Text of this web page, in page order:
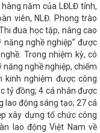
Việt Nam 20/10
Việt Nam
Hội
động Tháng
PHẨM HÀ TĨNH
năm 2026
5/1951 –
tiền lương từ 1/7
Hội nghị
chuyển đổi số
hỗ trợ Hà Tĩnh 15
báo cáo trước
Bí thư Tô Lâm
năm của LĐLĐ tỉnh,
viên, NLĐ. Phong trào
đua học tập, nâng cao
nghề nghiệp” được
Trong nhiệm kỳ, có
nghề nghiệp, chiếm
kinh nghiệm được công
tỷ đồng; 4 cá nhân được
lao động sáng tạo; 27 cá
xây dựng tổ chức công
lao động Việt Nam về